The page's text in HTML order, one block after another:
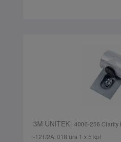
3M UNITEK| 4006-256 Clarity
-12T/2A, 018 ura 1 x 5 kpl